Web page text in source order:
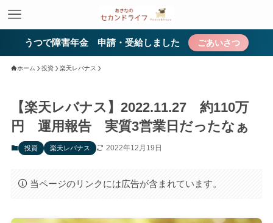
うつで障害年金 申請・受給しました ごあいさつ
ホーム 投資 楽天レバナス
【楽天レバナス】2022.11.27 約110万
円 運用報告 実質3営業日だったなぁ
投資 楽天レバナス 2022年12月19日
当ページのリンクには広告が含まれています。